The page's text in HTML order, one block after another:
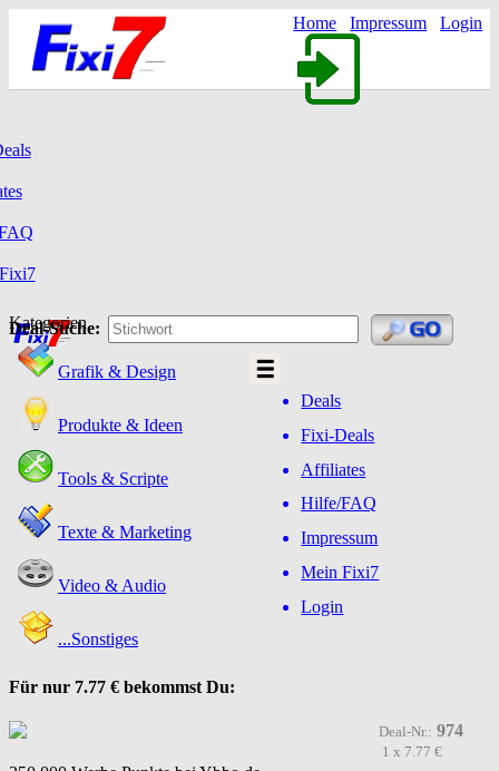
Home Impressum Login
Deals
Fixi-Deals
Affiliates
Hilfe/FAQ
Impressum
Mein Fixi7
Login
Deal-Suche:
Kategorien
Grafik & Design
Produkte & Ideen
Tools & Scripte
Texte & Marketing
Video & Audio
...Sonstiges
Für nur 7.77 € bekommst Du:
Deal-Nr.: 974
1 x 7.77 €